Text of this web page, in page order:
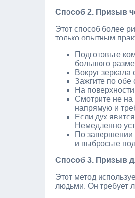
Способ 2. Призыв
Этот способ более
только опытным
Подготовьте
большого
Вокруг зеркала
Зажгите по обе
На
Смотрите не на
напрямую и
Если дух
Немедленно
По завершении
и выбросьте
Способ 3. Призыв
Этот метод
людьми. Он требует